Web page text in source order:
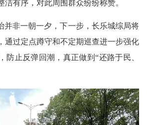
洁有序，对此周围群众纷纷称赞。
非一朝一夕，下一步，长乐城综局将
通过定点蹲守和不定期巡查进一步强化
防止反弹回潮，真正做到“还路于民、